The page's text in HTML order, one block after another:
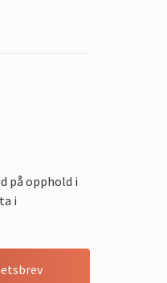
på opphold i
i